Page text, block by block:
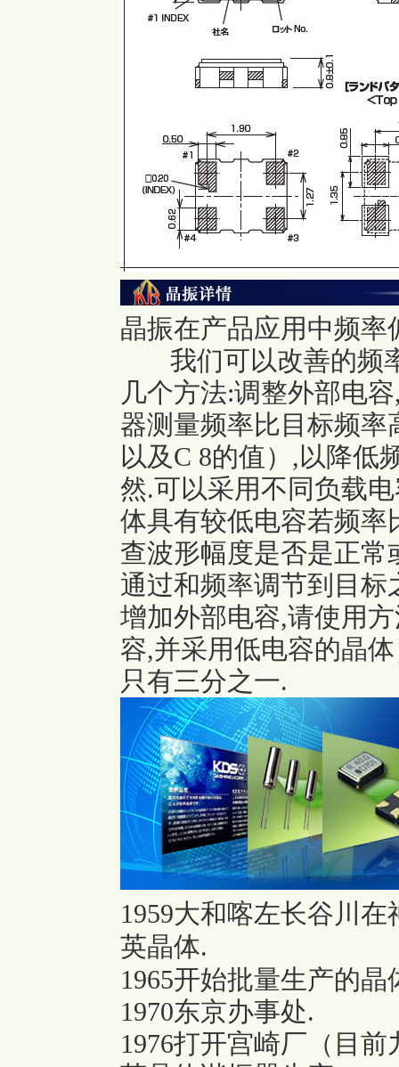
晶振在产品应用中频
我们可以改善的频
几个方法:调整外部电
器测量频率比目标频率
以及C 8的值）,以降低
然.可以采用不同负载
体具有较低电容若频
查波形幅度是否是正
通过和频率调节到目
增加外部电容,请使用
容,并采用低电容的晶
只有三分之一.
1959大和喀左长谷川
英晶体.
1965开始批量生产的
1970东京办事处.
1976打开宫崎厂（目